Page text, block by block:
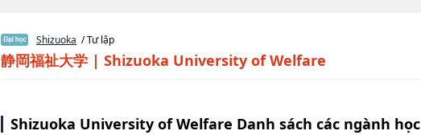
Shizuoka / Tư lập
静岡福祉大学 | Shizuoka University of Welfare
Shizuoka University of Welfare Danh sách các ngành học